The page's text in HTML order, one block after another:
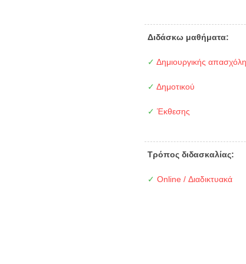
Διδάσκω μαθήματα:
✓ Δημιουργικής
✓ Δημοτικού
✓ Έκθεσης
Τρόπος διδασκαλίας:
✓ Online / Διαδικτυακά